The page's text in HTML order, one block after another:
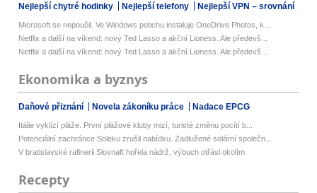
Nejlepší chytré hodinky Nejlepší telefony Nejlepší VPN – srovnání
Microsoft se nepoučil. Ve Windows potichu instaluje OneDrive Photos, k...
Netflix a další na víkend: nový Ted Lasso a akční Lioness. Ale předevš...
Netflix a další na víkend: nový Ted Lasso a akční Lioness. Ale předevš...
Ekonomika a byznys
Daňové přiznání Novela zákoníku práce Nadace EPCG
Itálie vyklízí pláže. První plážové kluby mizí, turisté změnu pocítí b...
Potenciální zachránce Soleku zrušil nabídku. Zadlužené solární společn...
V bratislavské rafinerii Slovnaft hořela nádrž, výbuch otřásl okolím
Recepty